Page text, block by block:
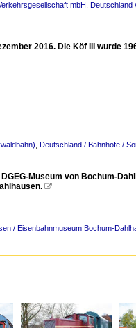
mbH Deutschland
2016. Die Köf III wurde
Deutschland / Bahnhöfe /
Museum von Bochum-

/ Eisenbahnmuseum Bochum-